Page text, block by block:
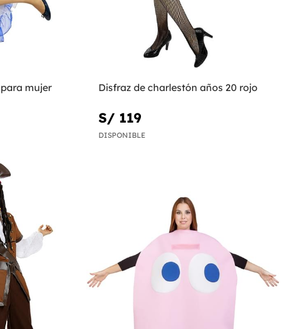
mujer Disfraz de charlestón años 20 rojo
S/ 119
DISPONIBLE